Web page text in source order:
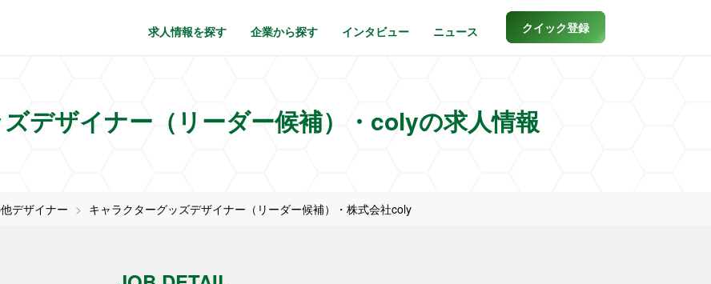
求人情報を探す 企業から探す インタビュー ニュース クイック登録
デザイナー（リーダー候補）・colyの求人情報
デザイナー キャラクターグッズデザイナー（リーダー候補）・株式会社coly